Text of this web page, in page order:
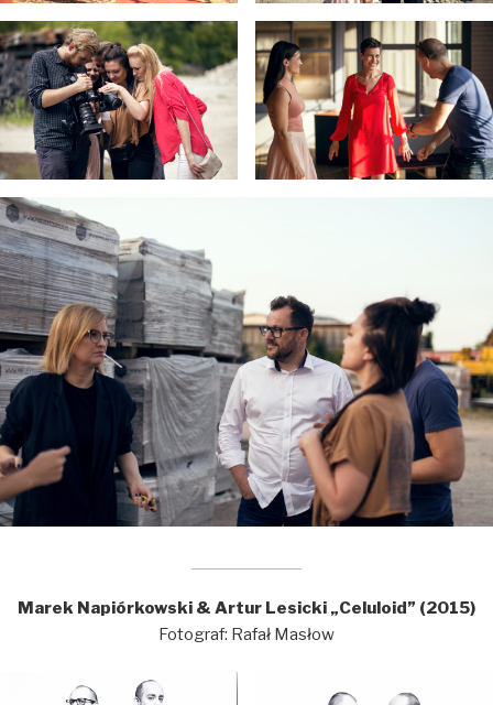
Marek Napiórkowski & Artur Lesicki „Celuloid” (2015)
Fotograf: Rafał Masłow